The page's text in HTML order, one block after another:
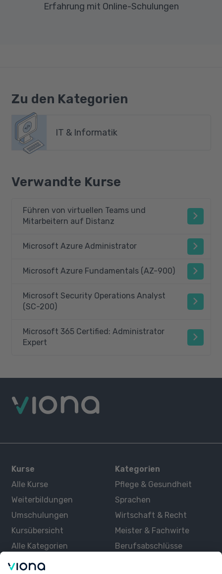
Erfahrung mit Online-Schulungen
Zu den Kategorien
IT & Informatik
Verwandte Kurse
Führen von virtuellen Teams und
Mitarbeitern auf Distanz
Microsoft Azure Administrator
Microsoft Azure Fundamentals (AZ-900)
Microsoft Security Operations Analyst
(SC-200)
Microsoft 365 Certified: Administrator
Expert
Kurse
Alle Kurse
Weiterbildungen
Umschulungen
Kursübersicht
Alle Kategorien
Kategorien
Pflege & Gesundheit
Sprachen
Wirtschaft & Recht
Meister & Fachwirte
Berufsabschlüsse